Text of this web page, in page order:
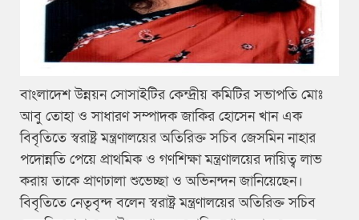
বাংলাদেশ উন্নয়ন সোসাইটির কেন্দ্রীয় কমিটির সভাপতি মোঃ
আবু তোহা ও সাধারণ সম্পাদক জাকির হোসেন খান এক
বিবৃতিতে স্বরাষ্ট্র মন্ত্রণালয়ের অতিরিক্ত সচিব জেসমিন নাহার
পদোন্নতি পেয়ে প্রাথমিক ও গণশিক্ষা মন্ত্রণালয়ের দায়িত্ব লাভ
করায় তাকে প্রাণঢালা শুভেচ্ছা ও অভিনন্দন জানিয়েছেন।
বিবৃতিতে নেতৃবৃন্দ বলেন স্বরাষ্ট্র মন্ত্রণালয়ের অতিরিক্ত সচিব